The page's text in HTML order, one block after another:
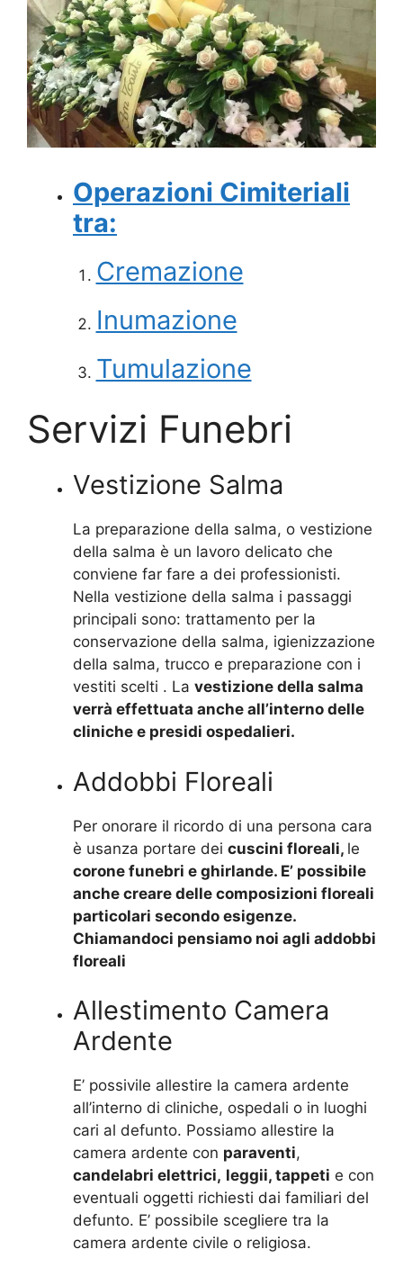
Operazioni Cimiteriali
tra:
Cremazione
Inumazione
Tumulazione
Servizi Funebri
Vestizione Salma
La preparazione della salma, o vestizione
della salma è un lavoro delicato che
conviene far fare a dei professionisti.
Nella vestizione della salma i passaggi
principali sono: trattamento per la
conservazione della salma, igienizzazione
della salma, trucco e preparazione con i
vestiti scelti . La vestizione della salma
verrà effettuata anche all’interno delle
cliniche e presidi ospedalieri.
Addobbi Floreali
Per onorare il ricordo di una persona cara
è usanza portare dei cuscini floreali, le
corone funebri e ghirlande. E’ possibile
anche creare delle composizioni floreali
particolari secondo esigenze.
Chiamandoci pensiamo noi agli addobbi
floreali
Allestimento Camera
Ardente
E’ possivile allestire la camera ardente
all’interno di cliniche, ospedali o in luoghi
cari al defunto. Possiamo allestire la
camera ardente con paraventi,
candelabri elettrici, leggii, tappeti e con
eventuali oggetti richiesti dai familiari del
defunto. E’ possibile scegliere tra la
camera ardente civile o religiosa.